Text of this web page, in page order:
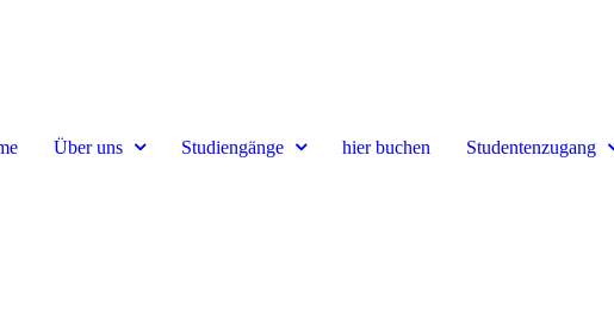
Über uns Studiengänge hier buchen Studentenzugang